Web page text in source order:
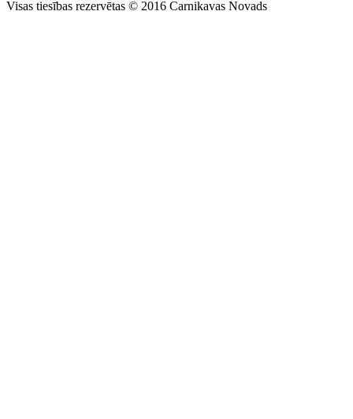
Visas tiesības rezervētas © 2016 Carnikavas Novads